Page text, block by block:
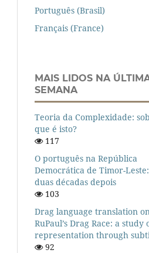
Português (Brasil)
Français (France)
MAIS LIDOS NA
SEMANA
Teoria da Complexidade:
que é isto?
117
O português na República
Democrática de Timor-
duas décadas depois
103
Drag language translation
RuPaul’s Drag Race: a study
representation through
92